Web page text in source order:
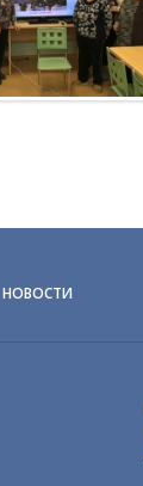
НОВОСТИ